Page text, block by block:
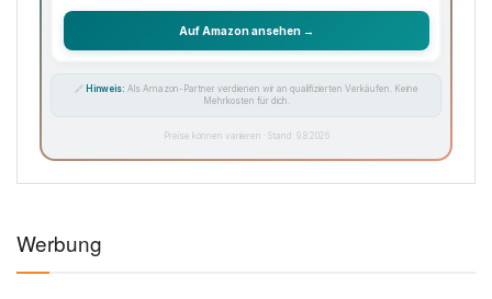
Auf Amazon ansehen →
🔗 Hinweis: Als Amazon-Partner verdienen wir an qualifizierten Verkäufen. Keine
Mehrkosten für dich.
Preise können variieren · Stand: 9.8.2026
Werbung